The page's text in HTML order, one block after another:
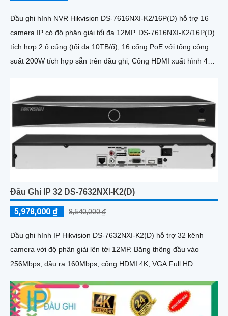
Đầu ghi hình NVR Hikvision DS-7616NXI-K2/16P(D) hỗ trợ 16
camera IP có độ phân giải tối đa 12MP. DS-7616NXI-K2/16P(D)
tích hợp 2 ổ cứng (tối đa 10TB/ổ), 16 cổng PoE với tổng công
suất 200W tích hợp sẵn trên đầu ghi, Cổng HDMI xuất hình 4K,
Đầu Ghi IP 32 DS-7632NXI-K2(D)
5,978,000 ₫ 8,540,000 ₫
Đầu ghi hình IP Hikvision DS-7632NXI-K2(D) hỗ trợ 32 kênh
camera với độ phân giải lên tới 12MP. Băng thông đầu vào
256Mbps, đầu ra 160Mbps, cổng HDMI 4K, VGA Full HD